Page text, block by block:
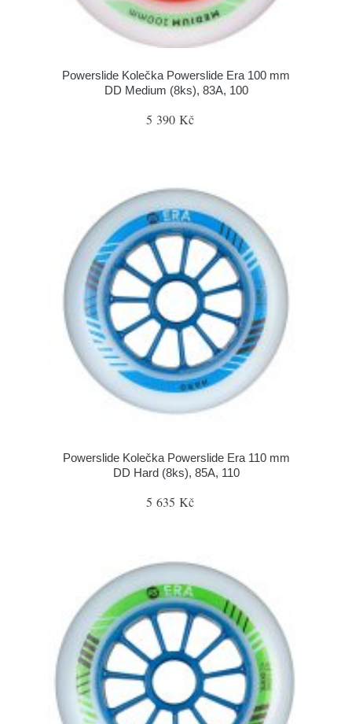
Powerslide Kolečka Powerslide Era 100 mm
DD Medium (8ks), 83A, 100
5 390 Kč
Powerslide Kolečka Powerslide Era 110 mm
DD Hard (8ks), 85A, 110
5 635 Kč